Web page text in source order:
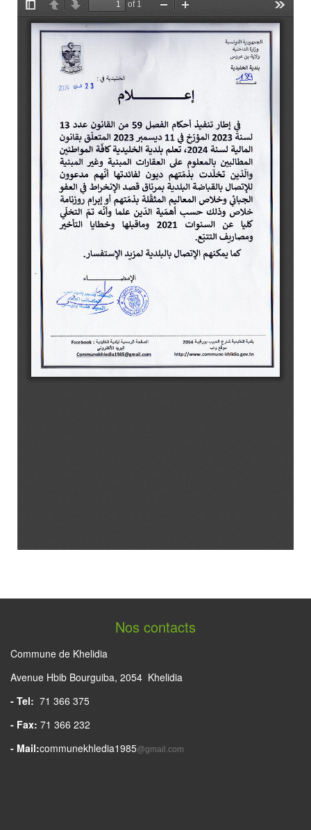
Nos contacts
Commune de Khelidia
Avenue Hbib Bourguiba, 2054 Khelidia
- Tel: 71 366 375
- Fax: 71 366 232
- Mail:communekhledia1985@gmail.com